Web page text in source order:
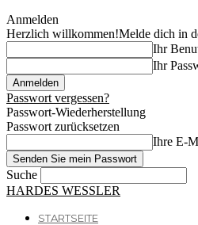
Anmelden
Herzlich willkommen!Melde dich in
Ihr
Ihr
Passwort vergessen?
Passwort-Wiederherstellung
Passwort zurücksetzen
Ihre E-
Suche
HARDES WESSLER
STARTSEITE